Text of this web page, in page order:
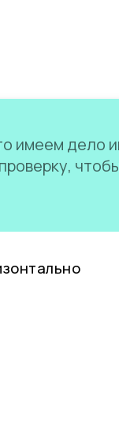
имеем дело